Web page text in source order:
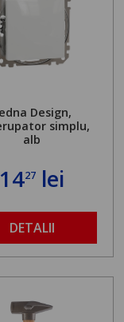
Design,
simplu,
alb
1427 lei
DETALII